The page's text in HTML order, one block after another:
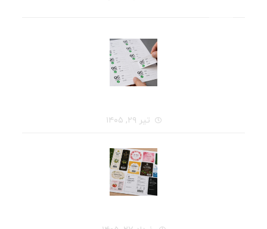
تیر ۲۹, ۱۴۰۵